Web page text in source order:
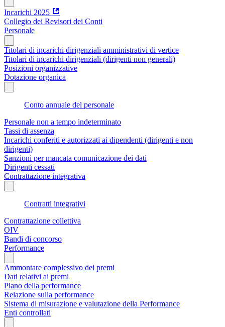
Incarichi 2025
Collegio dei Revisori dei Conti
Personale
Titolari di incarichi dirigenziali amministrativi di vertice
Titolari di incarichi dirigenziali (dirigenti non generali)
Posizioni organizzative
Dotazione organica
Conto annuale del personale
Personale non a tempo indeterminato
Tassi di assenza
Incarichi conferiti e autorizzati ai dipendenti (dirigenti e non
dirigenti)
Sanzioni per mancata comunicazione dei dati
Dirigenti cessati
Contrattazione integrativa
Contratti integrativi
Contrattazione collettiva
OIV
Bandi di concorso
Performance
Ammontare complessivo dei premi
Dati relativi ai premi
Piano della performance
Relazione sulla performance
Sistema di misurazione e valutazione della Performance
Enti controllati